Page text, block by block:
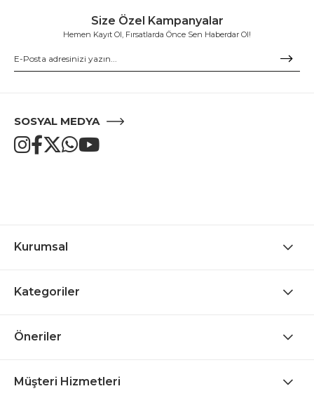
Size Özel Kampanyalar
Hemen Kayıt Ol, Fırsatlarda Önce Sen Haberdar Ol!
SOSYAL MEDYA
Kurumsal
Kategoriler
Öneriler
Müşteri Hizmetleri